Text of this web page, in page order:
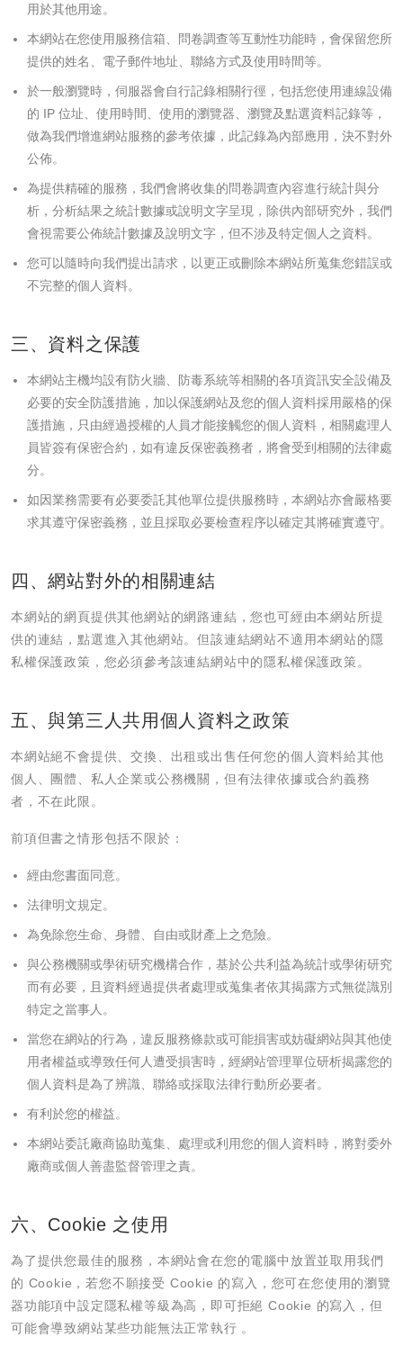
用於其他用途。
本網站在您使用服務信箱、問卷調查等互動性功能時，會保留您所
提供的姓名、電子郵件地址、聯絡方式及使用時間等。
於一般瀏覽時，伺服器會自行記錄相關行徑，包括您使用連線設備
的 IP 位址、使用時間、使用的瀏覽器、瀏覽及點選資料記錄等，
做為我們增進網站服務的參考依據，此記錄為內部應用，決不對外
公佈。
為提供精確的服務，我們會將收集的問卷調查內容進行統計與分
析，分析結果之統計數據或說明文字呈現，除供內部研究外，我們
會視需要公佈統計數據及說明文字，但不涉及特定個人之資料。
您可以隨時向我們提出請求，以更正或刪除本網站所蒐集您錯誤或
不完整的個人資料。
三、資料之保護
本網站主機均設有防火牆、防毒系統等相關的各項資訊安全設備及
必要的安全防護措施，加以保護網站及您的個人資料採用嚴格的保
護措施，只由經過授權的人員才能接觸您的個人資料，相關處理人
員皆簽有保密合約，如有違反保密義務者，將會受到相關的法律處
分。
如因業務需要有必要委託其他單位提供服務時，本網站亦會嚴格要
求其遵守保密義務，並且採取必要檢查程序以確定其將確實遵守。
四、網站對外的相關連結
本網站的網頁提供其他網站的網路連結，您也可經由本網站所提
供的連結，點選進入其他網站。但該連結網站不適用本網站的隱
私權保護政策，您必須參考該連結網站中的隱私權保護政策。
五、與第三人共用個人資料之政策
本網站絕不會提供、交換、出租或出售任何您的個人資料給其他
個人、團體、私人企業或公務機關，但有法律依據或合約義務
者，不在此限。
前項但書之情形包括不限於：
經由您書面同意。
法律明文規定。
為免除您生命、身體、自由或財產上之危險。
與公務機關或學術研究機構合作，基於公共利益為統計或學術研究
而有必要，且資料經過提供者處理或蒐集者依其揭露方式無從識別
特定之當事人。
當您在網站的行為，違反服務條款或可能損害或妨礙網站與其他使
用者權益或導致任何人遭受損害時，經網站管理單位研析揭露您的
個人資料是為了辨識、聯絡或採取法律行動所必要者。
有利於您的權益。
本網站委託廠商協助蒐集、處理或利用您的個人資料時，將對委外
廠商或個人善盡監督管理之責。
六、Cookie 之使用
為了提供您最佳的服務，本網站會在您的電腦中放置並取用我們
的 Cookie，若您不願接受 Cookie 的寫入，您可在您使用的瀏覽
器功能項中設定隱私權等級為高，即可拒絕 Cookie 的寫入，但
可能會導致網站某些功能無法正常執行 。